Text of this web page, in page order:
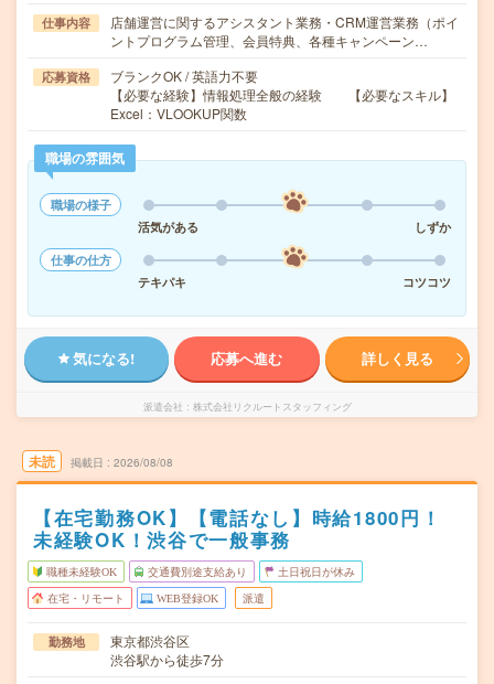
仕事内容
店舗運営に関するアシスタント業務・CRM運営業務（ポイ
ントプログラム管理、会員特典、各種キャンペーン…
応募資格
ブランクOK / 英語力不要
【必要な経験】情報処理全般の経験 【必要なスキル】
Excel：VLOOKUP関数
職場の雰囲気
職場の様子
活気がある
しずか
仕事の仕方
テキパキ
コツコツ
気になる! 応募へ進む 詳しく見る
派遣会社 株式会社リクルートスタッフィング
未読 掲載日 2026/08/08
【在宅勤務OK】【電話なし】時給1800円！
未経験OK！渋谷で一般事務
職種未経験OK 交通費別途支給あり 土日祝日が休み
在宅・リモート WEB登録OK 派遣
勤務地
東京都渋谷区
渋谷駅から徒歩7分